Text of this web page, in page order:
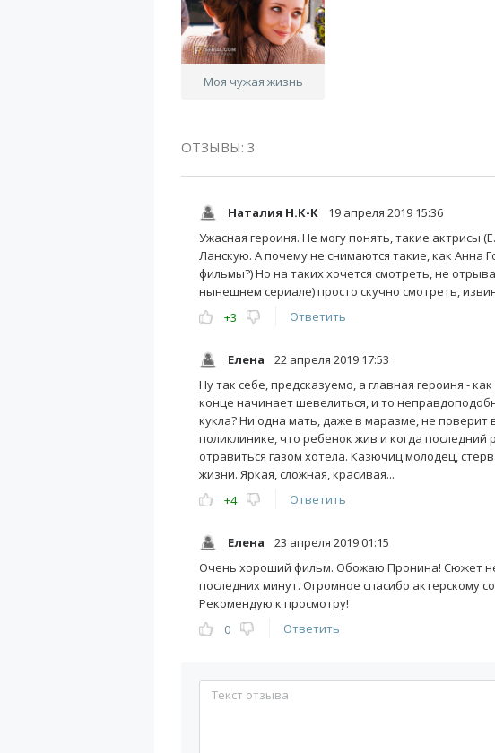
Моя чужая жизнь
ОТЗЫВЫ: 3
Наталия Н.К-К
19 апреля 2019 15:36
Ужасная героиня. Не могу понять, такие актрисы
Ланскую. А почему не снимаются такие, как Анна
фильмы?) Но на таких хочется смотреть, не
нынешнем сериале) просто скучно смотреть,
+3
Ответить
Елена
22 апреля 2019 17:53
Ну так себе, предсказуемо, а главная героиня -
конце начинает шевелиться, и то
кукла? Ни одна мать, даже в маразме, не поверит
поликлинике, что ребенок жив и когда последний
отравиться газом хотела. Казючиц молодец,
жизни. Яркая, сложная, красивая...
+4
Ответить
Елена
23 апреля 2019 01:15
Очень хороший фильм. Обожаю Пронина! Сюжет
последних минут. Огромное спасибо актерскому
Рекомендую к просмотру!
0
Ответить